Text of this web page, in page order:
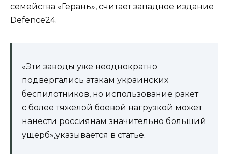
семейства «Герань», считает западное издание
Defence24.
«Эти заводы уже неоднократно
подвергались атакам украинских
беспилотников, но использование ракет
с более тяжелой боевой нагрузкой может
нанести россиянам значительно больший
ущерб»,указывается в статье.